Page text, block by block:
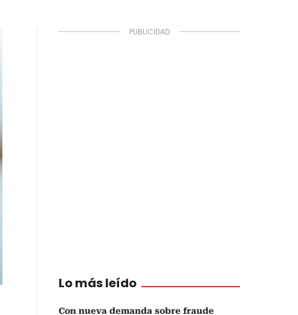
Lo más leído
Con nueva demanda sobre fraude